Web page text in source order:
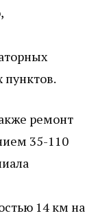
ремонт
35-110
14 км на